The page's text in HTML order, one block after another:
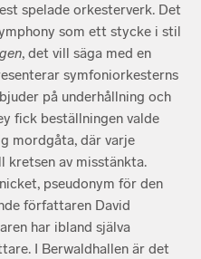
spelade orkesterverk. Det
som ett stycke i stil
, det vill säga med en
symfoniorkesterns
på underhållning och
fick beställningen valde
mordgåta, där varje
kretsen av misstänkta.
pseudonym för den
författaren David
har ibland själva
I Berwaldhallen är det